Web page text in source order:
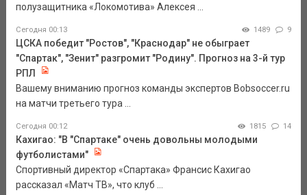
полузащитника «Локомотива» Алексея ...
Сегодня 00:13 1489 9
ЦСКА победит "Ростов", "Краснодар" не обыграет
"Спартак", "Зенит" разгромит "Родину". Прогноз на 3-й тур
РПЛ
Вашему вниманию прогноз команды экспертов Bobsoccer.ru
на матчи третьего тура ...
Сегодня 00:12 1815 14
Кахигао: "В "Спартаке" очень довольны молодыми
футболистами"
Спортивный директор «Спартака» Франсис Кахигао
рассказал «Матч ТВ», что клуб ...